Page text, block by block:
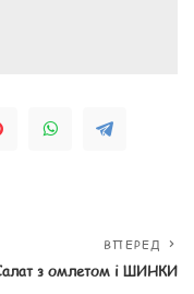
ВПЕРЕД
з омлетом і ШИНКИ